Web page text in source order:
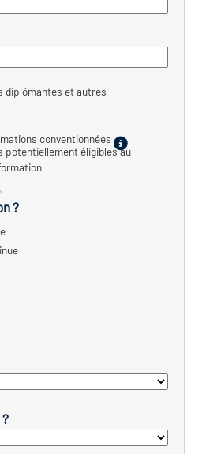
(en
diplômantes et autres
conventionnées
potentiellement éligibles au
?